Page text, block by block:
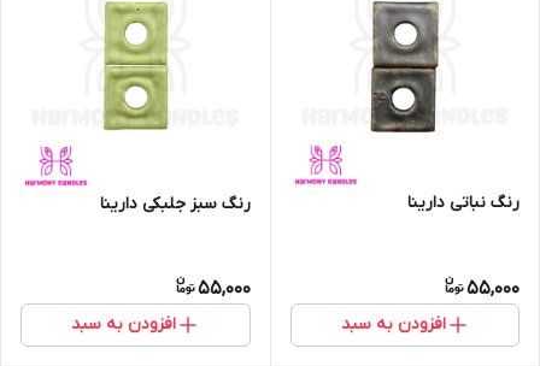
رنگ نباتی دارینا
55,000
افزودن به سبد
رنگ سبز جلبکی دارینا
55,000
افزودن به سبد